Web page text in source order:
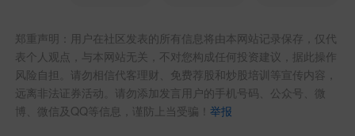
郑重声明：用户在社区发表的所有信息将由本网站记录保存，仅代
表个人观点，与本网站无关，不对您构成任何投资建议，据此操作
风险自担。请勿相信代客理财、免费荐股和炒股培训等宣传内容，
远离非法证券活动。请勿添加发言用户的手机号码、公众号、微
博、微信及QQ等信息，谨防上当受骗！举报